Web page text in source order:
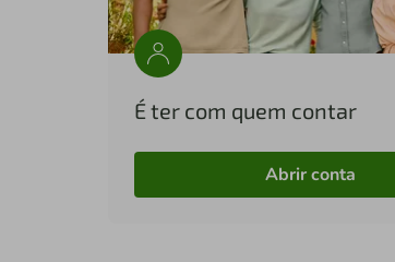
É ter com quem contar
Abrir conta